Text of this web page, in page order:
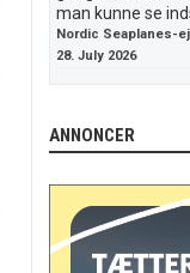
man kunne se
Nordic Seaplanes-
28. July 2026
ANNONCER